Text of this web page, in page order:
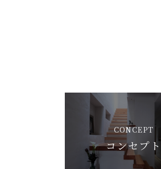
CONCEPT
コンセプト